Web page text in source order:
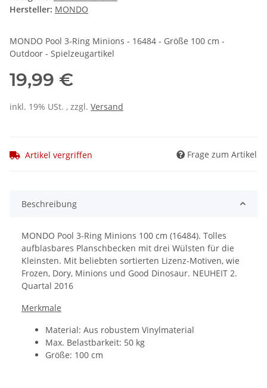
Hersteller: MONDO
MONDO Pool 3-Ring Minions - 16484 - Größe 100 cm -
Outdoor - Spielzeugartikel
19,99 €
inkl. 19% USt. , zzgl. Versand
Artikel vergriffen Frage zum Artikel
Beschreibung
MONDO Pool 3-Ring Minions 100 cm (16484). Tolles
aufblasbares Planschbecken mit drei Wülsten für die
Kleinsten. Mit beliebten sortierten Lizenz-Motiven, wie
Frozen, Dory, Minions und Good Dinosaur. NEUHEIT 2.
Quartal 2016
Merkmale
Material: Aus robustem Vinylmaterial
Max. Belastbarkeit: 50 kg
Größe: 100 cm